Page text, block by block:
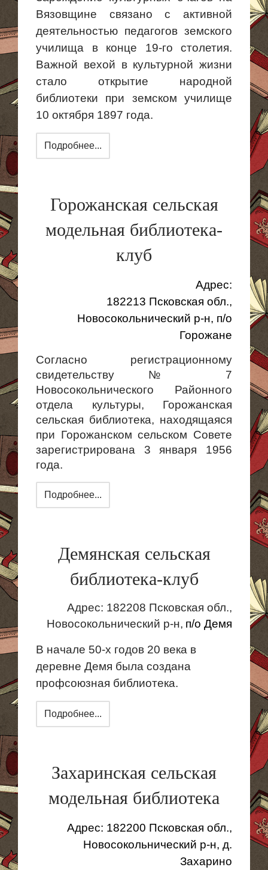
Вязовщине связано с активной
деятельностью педагогов земского
училища в конце 19-го столетия.
Важной вехой в культурной жизни
стало открытие народной
библиотеки при земском училище
10 октября 1897 года.
Подробнее...
Горожанская сельская
модельная библиотека-
клуб
Адрес:
182213 Псковская обл.,
Новосокольнический р-н, п/о
Горожане
Согласно регистрационному
свидетельству № 7
Новосокольнического Районного
отдела культуры, Горожанская
сельская библиотека, находящаяся
при Горожанском сельском Совете
зарегистрирована 3 января 1956
года.
Подробнее...
Демянская сельская
библиотека-клуб
Адрес: 182208 Псковская обл.,
Новосокольнический р-н, п/о Демя
В начале 50-х годов 20 века в
деревне Демя была создана
профсоюзная библиотека.
Подробнее...
Захаринская сельская
модельная библиотека
Адрес: 182200 Псковская обл.,
Новосокольнический р-н, д.
Захарино